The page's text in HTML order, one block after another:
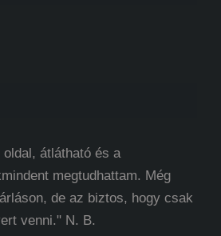
átlátható és a
megtudhattam. Még
de az biztos, hogy csak
venni." N. B.